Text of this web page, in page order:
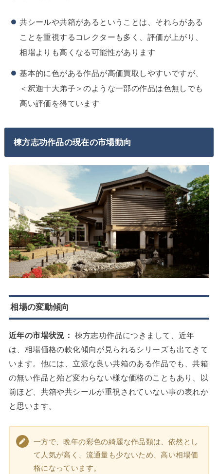
共シールや共箱があるということは、それらがある
ことを重視するコレクターも多く、評価が上がり、
相場よりも高くなる可能性があります
基本的に色がある作品が高価買取しやすいですが、
＜釈迦十大弟子＞のような一部の作品は色無しでも
高い評価を得ています
棟方志功作品の現在の市場動向
相場の変動傾向
近年の市場状況： 棟方志功作品につきまして、近年
は、相場価格の軟化傾向が見られるシリーズも出てきて
います。他には、立派な良い共箱のある作品でも、共箱
の無い作品と殆ど変わらない様な価格のこともあり、以
前ほど、共箱や共シールが重視されていない事の表れか
と思います。
一方で、晩年の彩色の綺麗な作品類は、依然とし
て人気が高く、流通量も少ないため、高い相場価
格になっています。